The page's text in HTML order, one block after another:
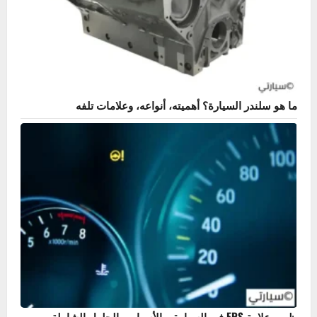
أكثر المنشورات مشاهدة
ما هو سلندر السيارة؟ أهميته، أنواعه، وعلامات تلفه